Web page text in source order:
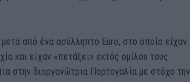
από ένα ασύλληπτο Euro, στο οποίο είχαν
και είχαν «πετάξει» εκτός ομίλου τους
στην διοργανώτρια Πορτογαλία με στόχο την